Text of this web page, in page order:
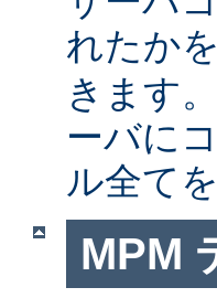
れたかを
きます
ーバに
ル全て
MPM